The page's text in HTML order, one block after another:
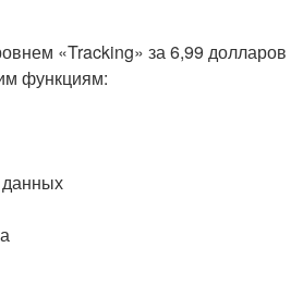
«Tracking» за 6,99 долларов
функциям: